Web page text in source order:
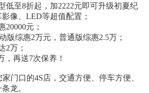
低至8折起，加2222元即可升级初夏纪
像、LED等超值配置；
20000元；
版综惠2万元，普通版综惠2.5万；
2万；
，再送7次保养！
家门口的4S店，交通方便、停车方便、
龙。